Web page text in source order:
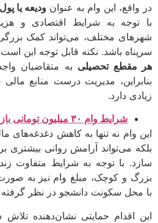
این وام به عنوانودیعه یا پول
به شرایط اقتصادی و
مختلف، می‌تواند کمک بزرگی
باشد. نکته قابل توجه این است
تحصیلیبه متقاضیان واجد
مدیریت درست منابع مالی
دارد.
شرایط وام ۳۰ میلیون تومانی بازنشستگان
وام نه تنها به کاهش دغدغه‌های مالی
می‌تواند آرامش روانی بیشتری
با توجه به شرایط متفاوت
و کوچک، مبلغ وام نیز به صورت
سکونت دانشجو در نظر گرفته
اقدام حمایتی نشان‌دهنده تلاش